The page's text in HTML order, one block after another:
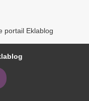
portail Eklablog